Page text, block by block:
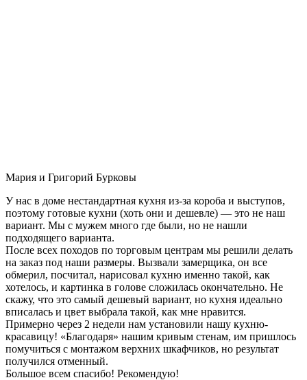
Мария и Григорий Бурковы
У нас в доме нестандартная кухня из-за короба и выступов,
поэтому готовые кухни (хоть они и дешевле) — это не наш
вариант. Мы с мужем много где были, но не нашли
подходящего варианта.
После всех походов по торговым центрам мы решили делать
на заказ под наши размеры. Вызвали замерщика, он все
обмерил, посчитал, нарисовал кухню именно такой, как
хотелось, и картинка в голове сложилась окончательно. Не
скажу, что это самый дешевый вариант, но кухня идеально
вписалась и цвет выбрала такой, как мне нравится.
Примерно через 2 недели нам установили нашу кухню-
красавицу! «Благодаря» нашим кривым стенам, им пришлось
помучиться с монтажом верхних шкафчиков, но результат
получился отменный.
Большое всем спасибо! Рекомендую!